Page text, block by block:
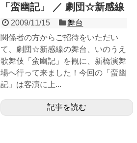
「蛮幽記」 ／ 劇団☆新感線
2009/11/15
舞台
関係者の方からご招待をいただい
て、劇団☆新感線の舞台、いのうえ
歌舞伎「蛮幽記」を観に、新橋演舞
場へ行って来ました！今回の「蛮幽
記」は客演に上...
記事を読む